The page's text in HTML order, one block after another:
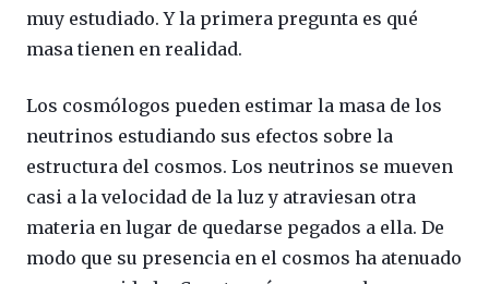
muy estudiado. Y la primera pregunta es qué
masa tienen en realidad.
Los cosmólogos pueden estimar la masa de los
neutrinos estudiando sus efectos sobre la
estructura del cosmos. Los neutrinos se mueven
casi a la velocidad de la luz y atraviesan otra
materia en lugar de quedarse pegados a ella. De
modo que su presencia en el cosmos ha atenuado